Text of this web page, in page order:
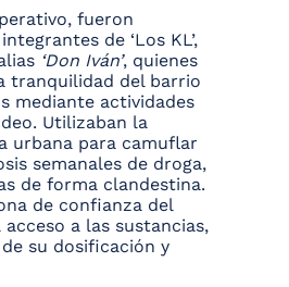
fueron
de ‘Los KL’,
‘Don Iván’, quienes
tranquilidad del barrio
mediante actividades
Utilizaban la
urbana para camuflar
semanales de droga,
de forma clandestina.
de confianza del
a las sustancias,
su dosificación y